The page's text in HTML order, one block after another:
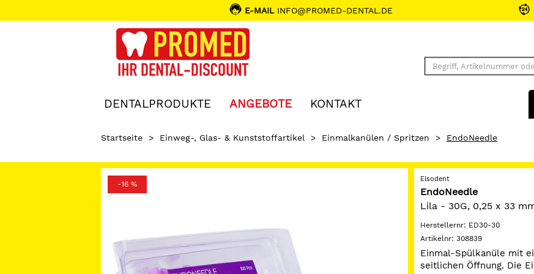
E-MAILINFO@PROMED-DENTAL.DE
DENTALPRODUKTE ANGEBOTE KONTAKT
Startseite > Einweg-, Glas- & Kunststoffartikel > Einmalkanülen / Spritzen > EndoNeedle
-16 %
Elsodent
EndoNeedle
Lila - 30G, 0,25 x 33
Herstellernr: ED30-30
Artikelnr: 308839
Einmal-Spülkanüle mit
seitlichen Öffnung. Die